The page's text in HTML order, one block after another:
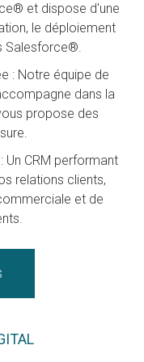
et dispose d'une
le déploiement
Salesforce®.
: Notre équipe de
dans la
propose des
Un CRM performant
relations clients,
et de